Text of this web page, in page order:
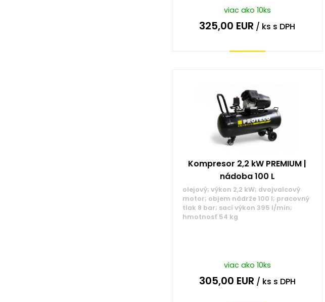
viac ako 10ks
325,00 EUR / ks s DPH
Kompresor 2,2 kW PREMIUM |
nádoba 100 L
olejový; výkon 2,2 kW; dvojvalcový
motor; objem nádrže 100 l; pracovný
tlak 8 bar; sací výkon 395 l/min;
hmotnosť 54 kg
viac ako 10ks
305,00 EUR / ks s DPH